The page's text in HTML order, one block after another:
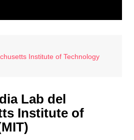
Institute of Technology
Lab del
Institute of